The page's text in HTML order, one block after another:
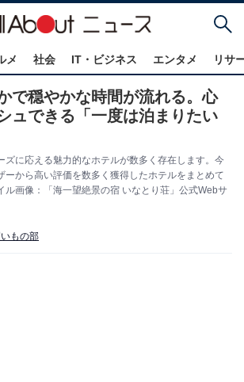
メ 社会 IT・ビジネス エンタメ リサ
で穏やかな時間が流れる。心
ュできる「一度は泊まりたい
ズに応える魅力的なホテルが数多く存在します。今
ーから高い評価を数多く獲得したホテルをまとめて
ル画像：「海一望絶景の宿 いなとり荘」公式Webサ
もの部